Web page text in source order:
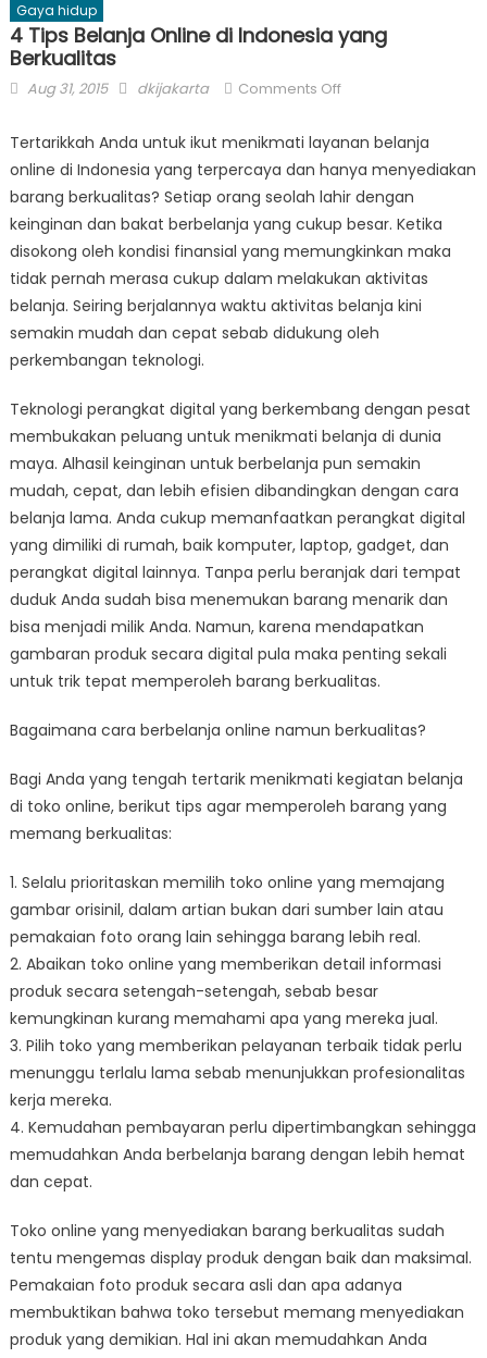
Gaya hidup
4 Tips Belanja Online di Indonesia yang
Berkualitas
Posted
Aug 31, 2015 Author
dkijakarta Comments Offon
Tips
Belanja
Online
yang
Berkualitas
Tertarikkah Anda untuk ikut menikmati layanan belanja
online di Indonesia yang terpercaya dan hanya menyediakan
barang berkualitas? Setiap orang seolah lahir dengan
keinginan dan bakat berbelanja yang cukup besar. Ketika
disokong oleh kondisi finansial yang memungkinkan maka
tidak pernah merasa cukup dalam melakukan aktivitas
belanja. Seiring berjalannya waktu aktivitas belanja kini
semakin mudah dan cepat sebab didukung oleh
perkembangan teknologi.
Teknologi perangkat digital yang berkembang dengan pesat
membukakan peluang untuk menikmati belanja di dunia
maya. Alhasil keinginan untuk berbelanja pun semakin
mudah, cepat, dan lebih efisien dibandingkan dengan cara
belanja lama. Anda cukup memanfaatkan perangkat digital
yang dimiliki di rumah, baik komputer, laptop, gadget, dan
perangkat digital lainnya. Tanpa perlu beranjak dari tempat
duduk Anda sudah bisa menemukan barang menarik dan
bisa menjadi milik Anda. Namun, karena mendapatkan
gambaran produk secara digital pula maka penting sekali
untuk trik tepat memperoleh barang berkualitas.
Bagaimana cara berbelanja online namun berkualitas?
Bagi Anda yang tengah tertarik menikmati kegiatan belanja
di toko online, berikut tips agar memperoleh barang yang
memang berkualitas:
1. Selalu prioritaskan memilih toko online yang memajang
gambar orisinil, dalam artian bukan dari sumber lain atau
pemakaian foto orang lain sehingga barang lebih real.
2. Abaikan toko online yang memberikan detail informasi
produk secara setengah-setengah, sebab besar
kemungkinan kurang memahami apa yang mereka jual.
3. Pilih toko yang memberikan pelayanan terbaik tidak perlu
menunggu terlalu lama sebab menunjukkan profesionalitas
kerja mereka.
4. Kemudahan pembayaran perlu dipertimbangkan sehingga
memudahkan Anda berbelanja barang dengan lebih hemat
dan cepat.
Toko online yang menyediakan barang berkualitas sudah
tentu mengemas display produk dengan baik dan maksimal.
Pemakaian foto produk secara asli dan apa adanya
membuktikan bahwa toko tersebut memang menyediakan
produk yang demikian. Hal ini akan memudahkan Anda